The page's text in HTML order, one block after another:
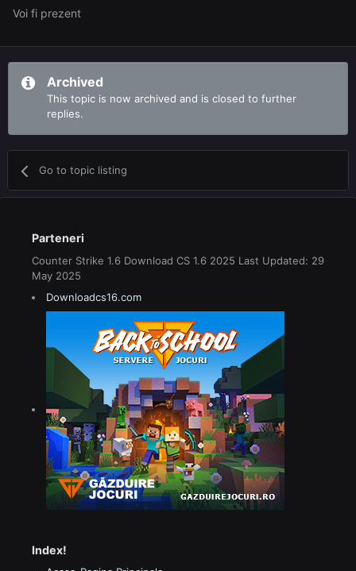
Voi fi prezent
Archived
This topic is now archived and is closed to further
replies.
Go to topic listing
Parteneri
Counter Strike 1.6 Download CS 1.6 2025 Last Updated: 29
May 2025
Downloadcs16.com
Index!